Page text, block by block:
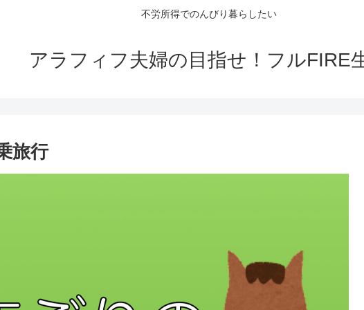
不労所得でのんびり暮らしたい
アラフィフ夫婦の目指せ！フルFIRE
旅行